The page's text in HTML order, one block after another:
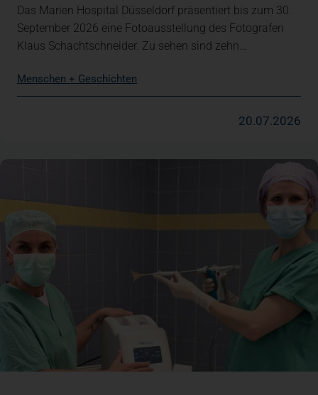
Das Marien Hospital Düsseldorf präsentiert bis zum 30.
September 2026 eine Fotoausstellung des Fotografen
Klaus Schachtschneider. Zu sehen sind zehn…
Menschen + Geschichten
20.07.2026